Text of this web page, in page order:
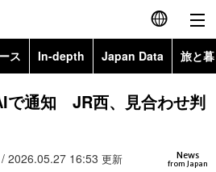
English
简体字
ス In-depth Japan Data 旅と
Topics
で通知 JR西、見合わせ判
News
from Japan
2026.05.27 16:53 更新